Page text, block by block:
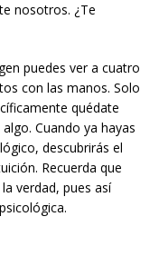
nosotros. ¿Te
puedes ver a cuatro
con las manos. Solo
quédate
Cuando ya hayas
descubrirás el
Recuerda que
verdad, pues así